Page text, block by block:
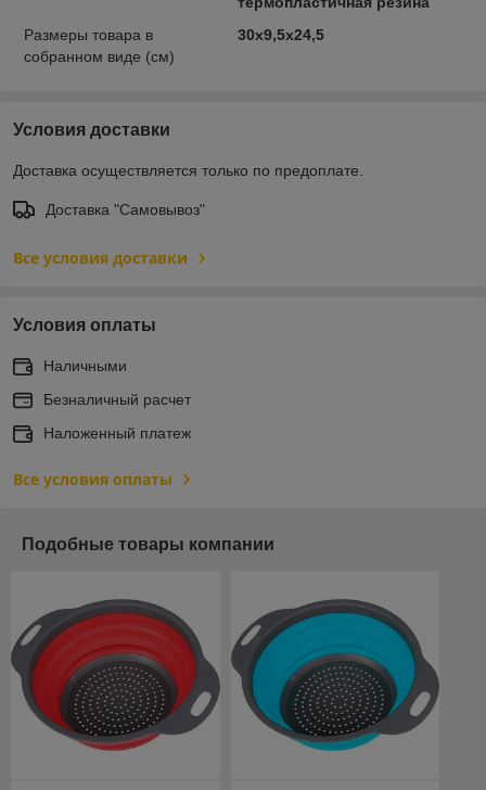
Размеры товара в
собранном виде (см)
30х9,5х24,5
Условия доставки
Доставка осуществляется только по предоплате.
Доставка "Самовывоз"
Все условия доставки
Условия оплаты
Наличными
Безналичный расчет
Наложенный платеж
Все условия оплаты
Подобные товары компании